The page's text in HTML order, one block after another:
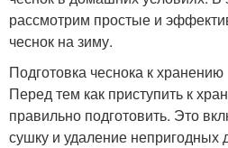
рассмотрим простые и
чеснок на зиму.
Подготовка чеснока к хранению
Перед тем как приступить к
правильно подготовить. Это
сушку и удаление непригодных